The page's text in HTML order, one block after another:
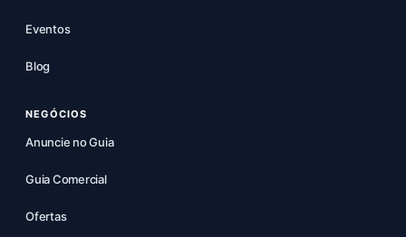
Eventos
Blog
NEGÓCIOS
Anuncie no Guia
Guia Comercial
Ofertas